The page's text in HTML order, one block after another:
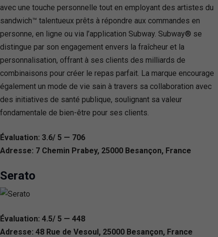
avec une touche personnelle tout en employant des artistes du
sandwich™ talentueux prêts à répondre aux commandes en
personne, en ligne ou via l’application Subway. Subway® se
distingue par son engagement envers la fraîcheur et la
personnalisation, offrant à ses clients des milliards de
combinaisons pour créer le repas parfait. La marque encourage
également un mode de vie sain à travers sa collaboration avec
des initiatives de santé publique, soulignant sa valeur
fondamentale de bien-être pour ses clients.
Évaluation: 3.6/ 5 — 706
Adresse: 7 Chemin Prabey, 25000 Besançon, France
Serato
Évaluation: 4.5/ 5 — 448
Adresse: 48 Rue de Vesoul, 25000 Besançon, France